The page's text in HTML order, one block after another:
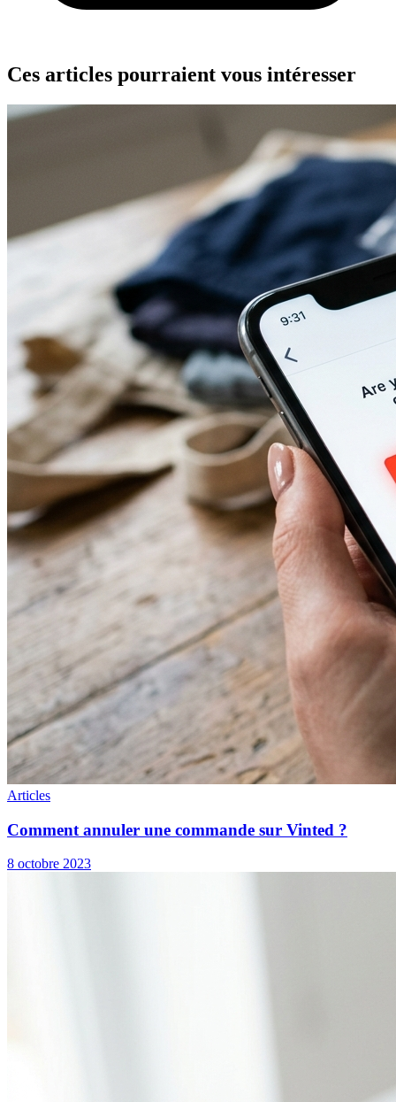
Ces articles pourraient vous intéresser
Articles
Comment annuler une commande sur Vinted ?
8 octobre 2023